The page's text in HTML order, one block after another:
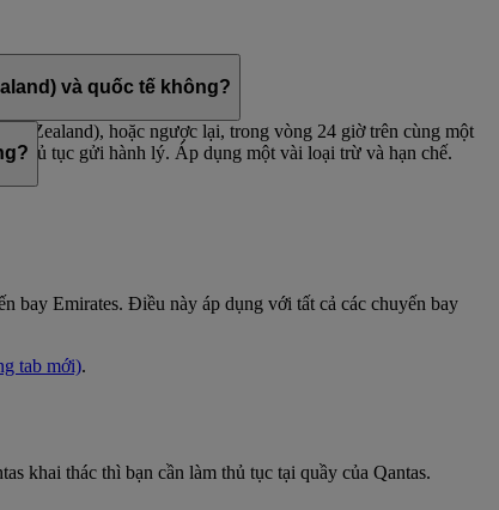
và quốc tế không?
Zealand), hoặc ngược lại, trong vòng 24 giờ trên cùng một
thủ tục gửi hành lý. Áp dụng một vài loại trừ và hạn chế.
bay Emirates. Điều này áp dụng với tất cả các chuyến bay
tab mới).
khai thác thì bạn cần làm thủ tục tại quầy của Qantas.